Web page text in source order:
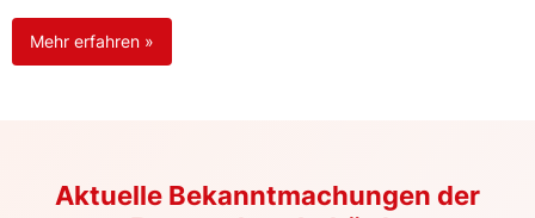
Mehr erfahren »
Aktuelle Bekanntmachungen der